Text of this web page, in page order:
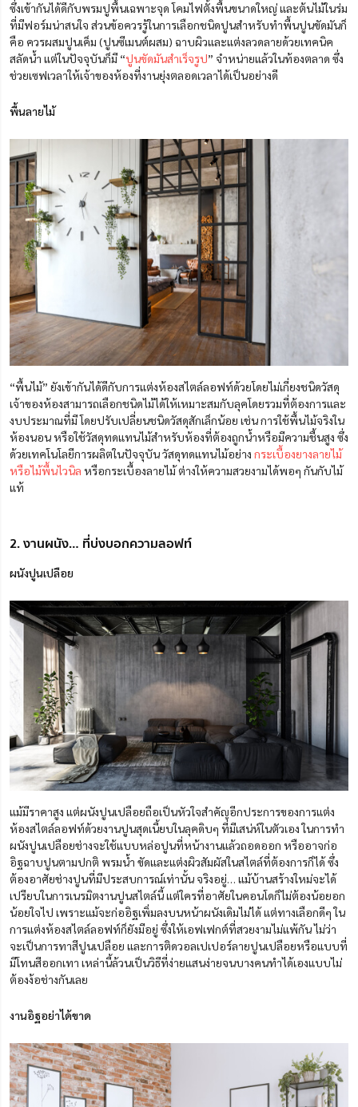
ซึ่งเข้ากันได้ดีกับพรมปูพื้นเฉพาะจุด โคมไฟตั้งพื้นขนาดใหญ่ และต้นไม้ในร่ม
ที่มีฟอร์มน่าสนใจ ส่วนข้อควรรู้ในการเลือกชนิดปูนสำหรับทำพื้นปูนขัดมันก็
คือ ควรผสมปูนเค็ม (ปูนซีเมนต์ผสม) ฉาบผิวและแต่งลวดลายด้วยเทคนิค
สลัดน้ำ แต่ในปัจจุบันก็มี “ปูนขัดมันสำเร็จรูป” จำหน่ายแล้วในท้องตลาด ซึ่ง
ช่วยเซฟเวลาให้เจ้าของห้องที่งานยุ่งตลอดเวลาได้เป็นอย่างดี
พื้นลายไม้
“พื้นไม้” ยังเข้ากันได้ดีกับการแต่งห้องสไตล์ลอฟท์ด้วยโดยไม่เกี่ยงชนิดวัสดุ
เจ้าของห้องสามารถเลือกชนิดไม้ได้ให้เหมาะสมกับลุคโดยรวมที่ต้องการและ
งบประมาณที่มี โดยปรับเปลี่ยนชนิดวัสดุสักเล็กน้อย เช่น การใช้พื้นไม้จริงใน
ห้องนอน หรือใช้วัสดุทดแทนไม้สำหรับห้องที่ต้องถูกน้ำหรือมีความชื้นสูง ซึ่ง
ด้วยเทคโนโลยีการผลิตในปัจจุบัน วัสดุทดแทนไม้อย่าง กระเบื้องยางลายไม้
หรือไม้พื้นไวนิล หรือกระเบื้องลายไม้ ต่างให้ความสวยงามได้พอๆ กันกับไม้
แท้
2. งานผนัง… ที่บ่งบอกความลอฟท์
ผนังปูนเปลือย
แม้มีราคาสูง แต่ผนังปูนเปลือยถือเป็นหัวใจสำคัญอีกประการของการแต่ง
ห้องสไตล์ลอฟท์ด้วยงานปูนสุดเนี้ยบในลุคดิบๆ ที่มีเสน่ห์ในตัวเอง ในการทำ
ผนังปูนเปลือยช่างจะใช้แบบหล่อปูนที่หน้างานแล้วถอดออก หรืออาจก่อ
อิฐฉาบปูนตามปกติ พรมน้ำ ขัดและแต่งผิวสัมผัสในสไตล์ที่ต้องการก็ได้ ซึ่ง
ต้องอาศัยช่างปูนที่มีประสบการณ์เท่านั้น จริงอยู่… แม้บ้านสร้างใหม่จะได้
เปรียบในการเนรมิตงานปูนสไตล์นี้ แต่ใครที่อาศัยในคอนโดก็ไม่ต้องน้อยอก
น้อยใจไป เพราะแม้จะก่ออิฐเพิ่มลงบนหน้าผนังเดิมไม่ได้ แต่ทางเลือกดีๆ ใน
การแต่งห้องสไตล์ลอฟท์ก็ยังมีอยู่ ซึ่งให้เอฟเฟกต์ที่สวยงามไม่แพ้กัน ไม่ว่า
จะเป็นการทาสีปูนเปลือย และการติดวอลเปเปอร์ลายปูนเปลือยหรือแบบที่
มีโทนสีออกเทา เหล่านี้ล้วนเป็นวิธีที่ง่ายแสนง่ายจนบางคนทำได้เองแบบไม่
ต้องง้อช่างกันเลย
งานอิฐอย่าได้ขาด